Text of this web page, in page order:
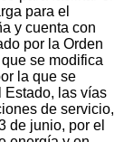
para el
y cuenta con
por la Orden
se modifica
la que se
Estado, las vías
de servicio,
de junio, por el